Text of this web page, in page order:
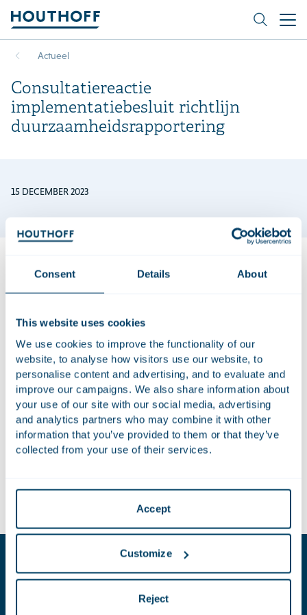
Consent Details About
This website uses cookies
We use cookies to improve the functionality of our
website, to analyse how visitors use our website, to
personalise content and advertising, and to evaluate and
improve our campaigns. We also share information about
your use of our site with our social media, advertising
and analytics partners who may combine it with other
information that you’ve provided to them or that they’ve
collected from your use of their services.
Accept
Customize
Reject
Actueel
Consultatiereactie
implementatiebesluit richtlijn
duurzaamheidsrapportering
15 DECEMBER 2023
Door de veranderende duurzaamheidsregelgeving krijgen
aan nieuwe wetgeving. Het ‘Implementatiebesluit richtlijn
duurzaamheidsrapportering’ is daar een voorbeeld van. Met
onder andere dit implementatiebesluit wordt de CSRD, de
Europese richtlijn die ziet op duurzaamheidsrapportering in
Nederland geïmplementeerd (uiterlijk 6 juli 2024). Over dit
besluit heeft een consultatie plaatsgevonden. Houthoff
heeft een bijdrage aan die consultatie geleverd. Onze
bevindingen over het concept Implementatiebesluit en
onze aanbevelingen zijn te lezen in de door ons kantoor